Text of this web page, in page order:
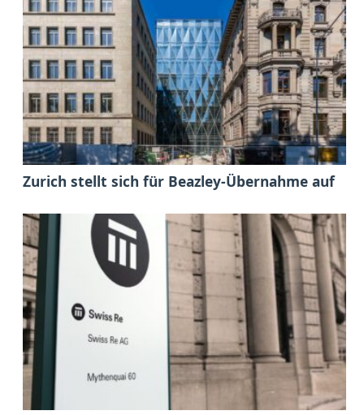
Zurich stellt sich für Beazley-Übernahme auf